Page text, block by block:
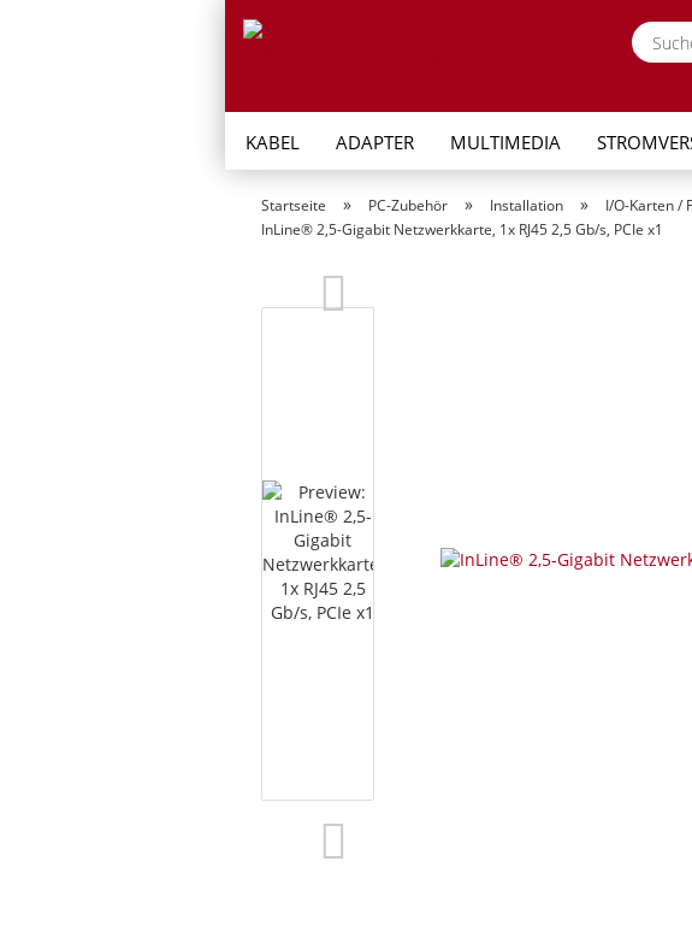
KABEL ADAPTER MULTIMEDIA
Startseite » PC-Zubehör » Installation » I/O-Karten /
InLine® 2,5-Gigabit Netzwerkkarte, 1x RJ45 2,5 Gb/s, PCIe x1